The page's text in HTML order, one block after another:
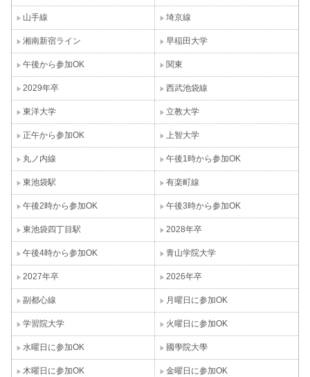
山手線 埼京線
湘南新宿ライン 早稲田大学
午後から参加OK 関東
2029年卒 西武池袋線
東洋大学 立教大学
正午から参加OK 上智大学
丸ノ内線 午後1時から参加OK
東池袋駅 有楽町線
午後2時から参加OK 午後3時から参加OK
東池袋四丁目駅 2028年卒
午後4時から参加OK 青山学院大学
2027年卒 2026年卒
副都心線 月曜日に参加OK
学習院大学 火曜日に参加OK
水曜日に参加OK 國學院大學
木曜日に参加OK 金曜日に参加OK